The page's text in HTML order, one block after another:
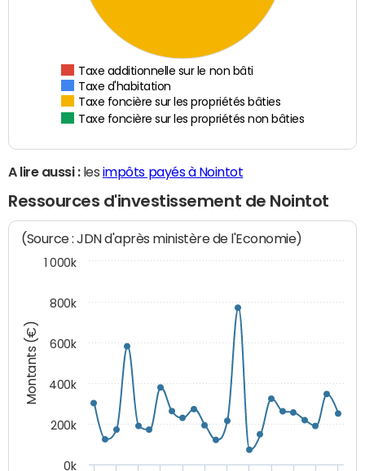
Taxe additionnelle sur le non bâti
Taxe d'habitation
Taxe foncière sur les propriétés bâties
Taxe foncière sur les propriétés non bâties
A lire aussi :les impôts payés à Nointot
Ressources d'investissement de Nointot
Montants (€)
(Source : JDN d'après ministère de l'Economie)
0k
200k
400k
600k
800k
1 000k